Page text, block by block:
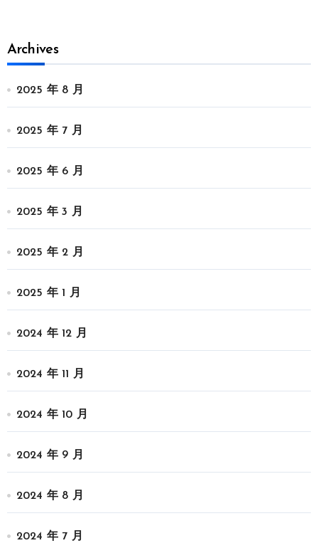
Archives
2025 年 8 月
2025 年 7 月
2025 年 6 月
2025 年 3 月
2025 年 2 月
2025 年 1 月
2024 年 12 月
2024 年 11 月
2024 年 10 月
2024 年 9 月
2024 年 8 月
2024 年 7 月